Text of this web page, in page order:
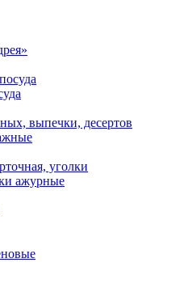
выпечки, десертов
уголки
ажурные